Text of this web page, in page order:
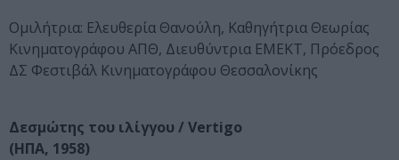
Ομιλήτρια: Ελευθερία Θανούλη, Καθηγήτρια Θεωρίας
Κινηματογράφου ΑΠΘ, Διευθύντρια ΕΜΕΚΤ, Πρόεδρος
ΔΣ Φεστιβάλ Κινηματογράφου Θεσσαλονίκης
Δεσμώτης του ιλίγγου / Vertigo
(ΗΠΑ, 1958)